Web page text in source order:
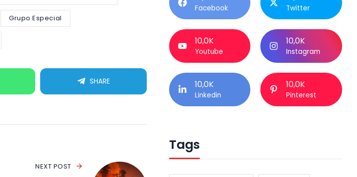
Grupo Especial
SHARE
NEXT POST
Facebook Twitter
10,0K
Youtube
10,0K
Instagram
10,0K
Linkedin
10,0K
Pinterest
Tags